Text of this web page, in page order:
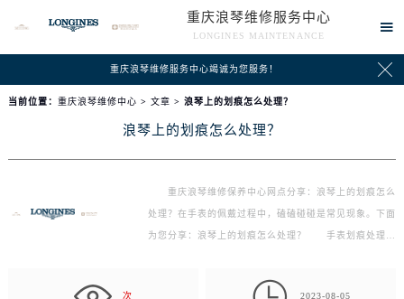
重庆浪琴维修服务中心
LONGINES MAINTENANCE

重庆浪琴维修服务中心竭诚为您服务！ 
当前位置： 重庆浪琴维修中心 > 文章 > 浪琴上的划痕怎么处理？
浪琴上的划痕怎么处理？
重庆浪琴维修保养中心网点分享：浪琴上的划痕怎么
处理？在手表的佩戴过程中，磕磕碰碰是常见现象。下面
为您分享：浪琴上的划痕怎么处理？ 手表划痕处理方
次 2023-08-05